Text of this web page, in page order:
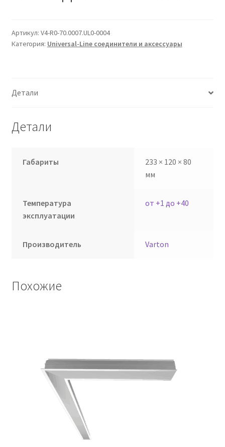
Сертификаты
Таблица выбора вводного щитка
Артикул: V4-R0-70.0007.UL0-0004
Категория: Universal-Line соединители и аксессуары
Детали
Детали
Габариты
233 × 120 × 80
мм
Температура
эксплуатации
от +1 до +40
Производитель Varton
Похожие